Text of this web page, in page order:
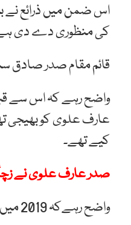
اس ضمن میں ذرائع نے
کی منظوری دے دی
قائم مقام صدر صادق
واضح رہے کہ اس سے
عارف علوی کو بھیجی
کیے تھے۔
صدر عارف علوی نے زچگی اور
واضح رہےکہ 2019 میں کرنل (ر) امیر اللہ کو پانچ سال کے لیے چیئرمین این سی ایچ ڈی تعینات کیا گیا تھا۔